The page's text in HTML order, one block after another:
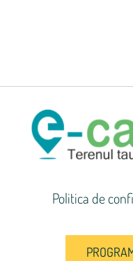
Politica de